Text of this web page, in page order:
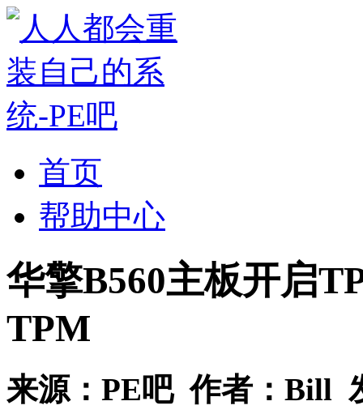
首页
帮助中心
华擎B560主板开启
TPM
来源： PE吧作者： Bill